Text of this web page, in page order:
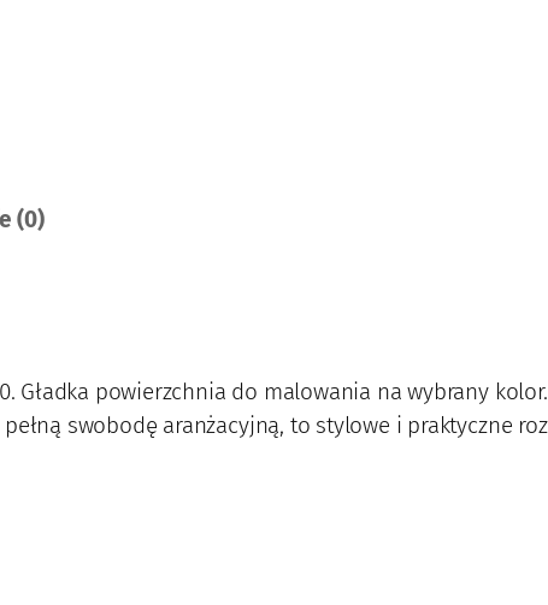
(0)
Gładka powierzchnia do malowania na wybrany
swobodę aranżacyjną, to stylowe i praktyczne